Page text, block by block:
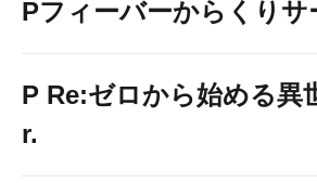
Pフィーバーからくり
P Re:ゼロから始める異
r.